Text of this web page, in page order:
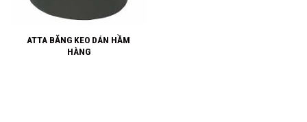
ATTA BĂNG KEO DÁN HẦM
HÀNG